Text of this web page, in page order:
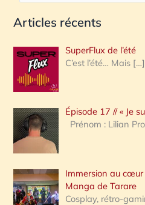
c
e
r
c
h
e
:
Articles récents
SuperFlux de l’été
C’est l’été… Mais […]
Épisode 17 // « Je
Prénom : Lilian
Immersion au
Manga de Tarare
Cosplay, rétro-